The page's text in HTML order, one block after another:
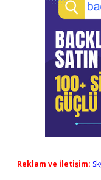
Reklam ve İletişim: